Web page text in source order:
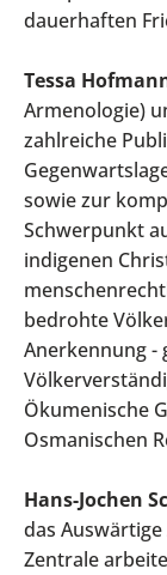
dauerhaften
Tessa
Armenologie)
zahlreiche
sowie zur
Schwerpunkt
indigenen
bedrohte
Anerkennung -
Ökumenische
Osmanischen
Hans-Jochen
das
Zentrale